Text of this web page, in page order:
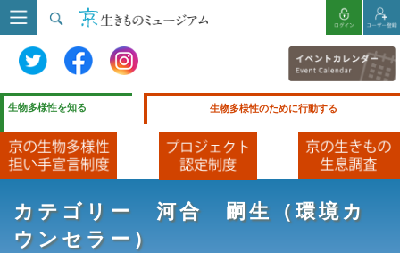
生物多様性を知る 生物多様性のために行動する
カテゴリー 河合 嗣生（環境カ
ウンセラー）